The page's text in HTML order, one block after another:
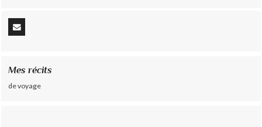
Mes récits
de voyage